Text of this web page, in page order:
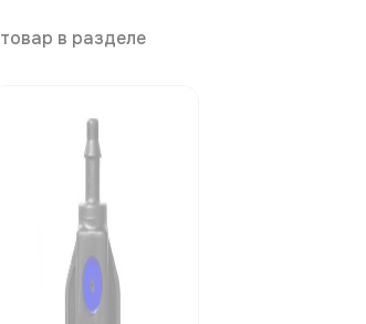
товар в разделе